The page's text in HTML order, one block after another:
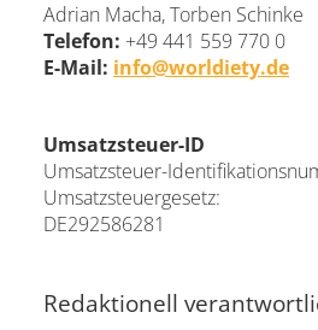
Adrian Macha, Torben Schinke
Telefon: +49 441 559 770 0
E-Mail: info@worldiety.de
Umsatzsteuer-ID
Umsatzsteuer-
Umsatzsteuergesetz:
DE292586281
Redaktionell